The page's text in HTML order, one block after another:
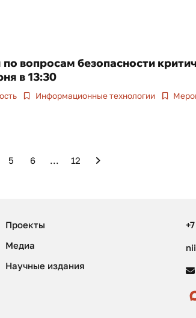
вопросам безопасности
в 13:30
Информационные технологии
5 6 ... 12
Проекты
Медиа
Научные издания